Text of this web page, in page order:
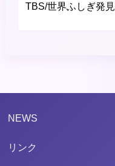
TBS/世界ふしぎ発見
NEWS
リンク